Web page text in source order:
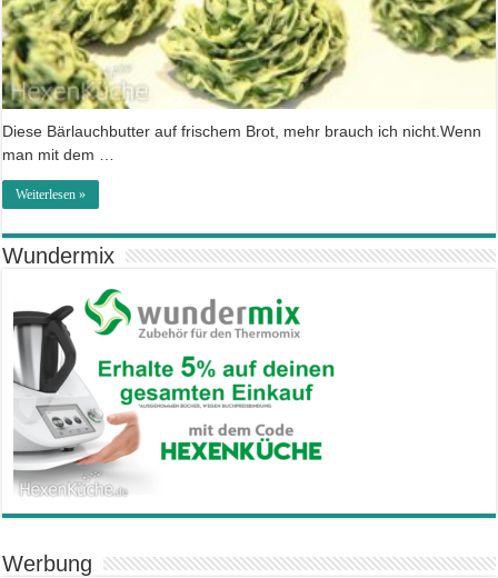
Diese Bärlauchbutter auf frischem Brot, mehr brauch ich nicht.Wenn
man mit dem …
Weiterlesen »
Wundermix
Werbung